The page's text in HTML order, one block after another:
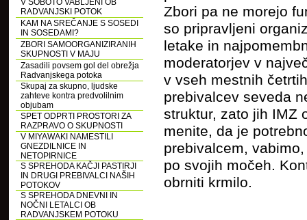
V SOBOTO VABLJENI OB
RADVANJSKI POTOK
KAM NA SREČANJE S SOSEDI
IN SOSEDAMI?
ZBORI SAMOORGANIZIRANIH
SKUPNOSTI V MAJU
Zasadili povsem gol del obrežja
Radvanjskega potoka
Skupaj za skupno, ljudske
zahteve kontra predvolilnim
objubam
SPET ODPRTI PROSTORI ZA
RAZPRAVO O SKUPNOSTI
V MIYAWAKI NAMESTILI
GNEZDILNICE IN
NETOPIRNICE
S SPREHODA KAČJI PASTIRJI
IN DRUGI PREBIVALCI NAŠIH
POTOKOV
S SPREHODA DNEVNI IN
NOČNI LETALCI OB
RADVANJSKEM POTOKU
Zbori pa ne morejo
so pripravljeni
letake in
moderatorjev v
v vseh mestnih
prebivalcev seveda
struktur, zato jih IMZ
menite, da je
prebivalcem,
po svojih močeh.
obrniti krmilo.